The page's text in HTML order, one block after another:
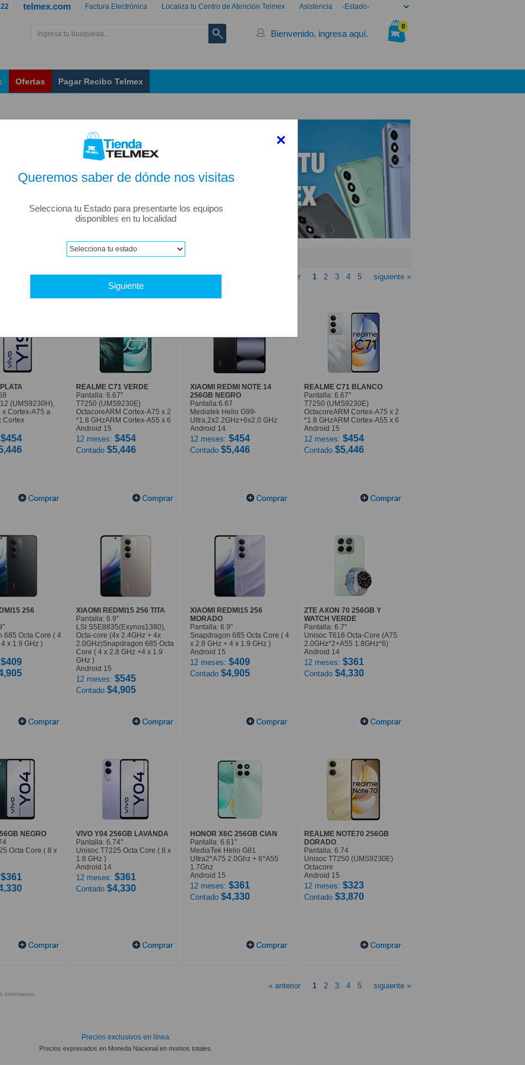
×
Queremos saber de dónde nos visitas
Selecciona tu Estado para presentarte los equipos
disponibles en tu localidad
Siguiente
Asistencia
Localiza tu Centro de Atención Telmex
Factura Electrónica
telmex.com
0
Bienvenido, ingresa aquí.
Ofertas Pagar Recibo Telmex
« anterior 1 2 3 4 5 siguiente »
(UMS9230H),
x Cortex-A75 a
Cortex
$454
REALME C71 VERDE
Pantalla: 6.67"
T7250 (UMS9230E)
OctacoreARM Cortex-A75 x 2
*1.8 GHzARM Cortex-A55 x 6
Android 15
12 meses: $454
Contado $5,446
XIAOMI REDMI NOTE 14
256GB NEGRO
Pantalla:6.67
Mediatek Helio G99-
Ultra,2x2.2GHz+6x2.0 GHz
Android 14
12 meses: $454
Contado $5,446
REALME C71 BLANCO
Pantalla: 6.67"
T7250 (UMS9230E)
OctacoreARM Cortex-A75 x 2
*1.8 GHzARM Cortex-A55 x 6
Android 15
12 meses: $454
Contado $5,446
256
685 Octa Core ( 4
x 1.9 GHz )
$409
XIAOMI REDMI15 256 TITA
Pantalla: 6.9"
LSI S5E8835(Exynos1380),
Octa-core (4x 2.4GHz + 4x
2.0GHz)Snapdragon 685 Octa
Core ( 4 x 2.8 GHz +4 x 1.9
GHz )
Android 15
12 meses: $545
Contado $4,905
XIAOMI REDMI15 256
MORADO
Pantalla: 6.9"
Snapdragon 685 Octa Core ( 4
x 2.8 GHz + 4 x 1.9 GHz )
Android 15
12 meses: $409
Contado $4,905
ZTE AXON 70 256GB Y
WATCH VERDE
Pantalla: 6.7"
Unisoc T616 Octa-Core (A75
2.0GHz*2+A55 1.8GHz*6)
Android 14
12 meses: $361
Contado $4,330
NEGRO
Octa Core ( 8 x
$361
VIVO Y04 256GB LAVANDA
Pantalla: 6.74"
Unisoc T7225 Octa Core ( 8 x
1.8 GHz )
Android 14
12 meses: $361
Contado $4,330
HONOR X6C 256GB CIAN
Pantalla: 6.61"
MediaTek Helio G81
Ultra2*A75 2.0Ghz + 6*A55
1.7Ghz
Android 15
12 meses: $361
Contado $4,330
REALME NOTE70 256GB
DORADO
Pantalla: 6.74
Unisoc T7250 (UMS9230E)
Octacore
Android 15
12 meses: $323
Contado $3,870
« anterior 1 2 3 4 5 siguiente »
informativo.
Precios exclusivos en línea.
Precios expresados en Moneda Nacional en montos totales.